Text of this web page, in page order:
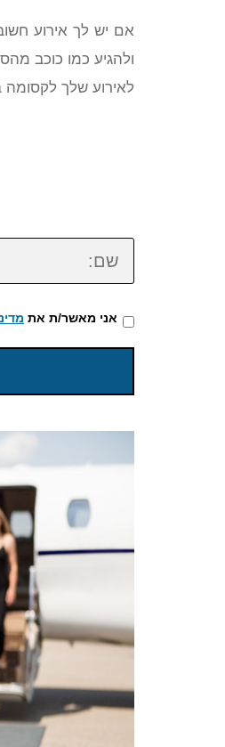
אם יש לך אירוע
ולהגיע כמו כוכב
לאירוע שלך לקסומה
שם:
אני מאשר/ת את